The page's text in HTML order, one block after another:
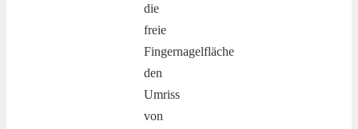
die
freie
Fingernagelfläche
den
Umriss
von